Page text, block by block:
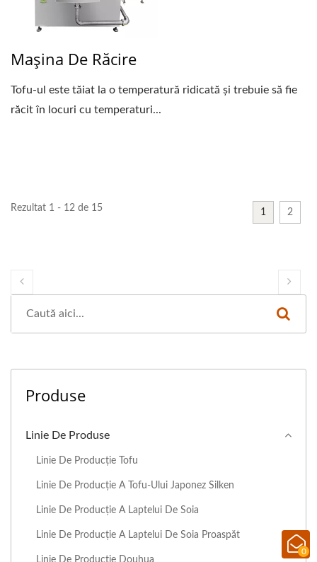
0
Mașina De Răcire
Tofu-ul este tăiat la o temperatură ridicată și trebuie să fie
răcit în locuri cu temperaturi...
Rezultat 1 - 12 de 15 1 2
Produse
Linie De Produse
Linie De Producție Tofu
Linie De Producție A Tofu-Ului Japonez Silken
Linie De Producție A Laptelui De Soia
Linie De Producție A Laptelui De Soia Proaspăt
Linie De Producție Douhua